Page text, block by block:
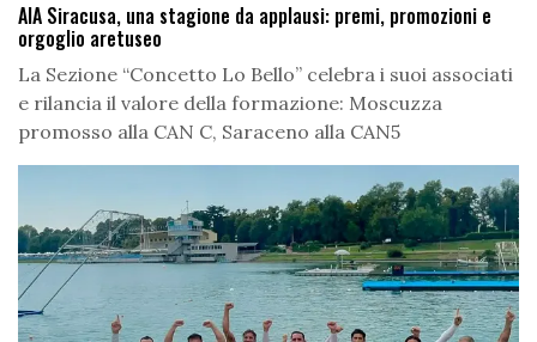
AIA Siracusa, una stagione da applausi: premi, promozioni e
orgoglio aretuseo
La Sezione “Concetto Lo Bello” celebra i suoi associati
e rilancia il valore della formazione: Moscuzza
promosso alla CAN C, Saraceno alla CAN5